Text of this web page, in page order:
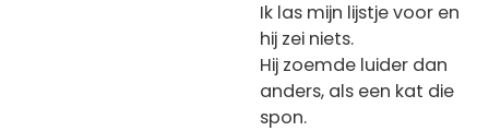
Ik las mijn lijstje voor en
hij zei niets.
Hij zoemde luider dan
anders, als een kat die
spon.